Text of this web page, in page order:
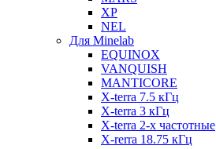
XP
NEL
Для Minelab
EQUINOX
VANQUISH
MANTICORE
X-terra 7.5 кГц
X-terra 3 кГц
X-terra 2-х частотные
X-rerra 18.75 кГц